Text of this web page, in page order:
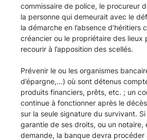
commissaire de police, le procureur
la personne qui demeurait avec le
la démarche en l’absence d’héritiers
créancier ou le propriétaire des lieux
recourir à l’apposition des scellés.
Prévenir le ou les organismes
d’épargne,...) où sont détenus
produits financiers, prêts, etc. ; un
continue à fonctionner après le
sur la seule signature du survivant.
garantie de ses droits, ou un notaire,
demande, la banque devra procéder